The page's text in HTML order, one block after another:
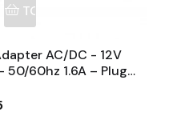
TOEVOEGEN AAN
AC/DC - 12V
50/60hz 1.6A – Plug